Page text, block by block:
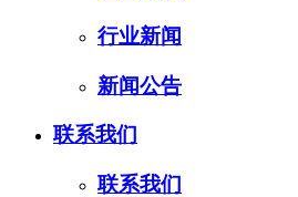
行业新闻
新闻公告
联系我们
联系我们